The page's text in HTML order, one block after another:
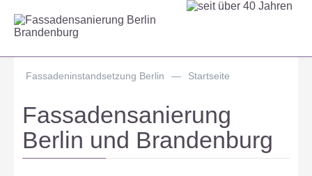
Fassadeninstandsetzung Berlin — Startseite
Fassadensanierung
Berlin und Brandenburg